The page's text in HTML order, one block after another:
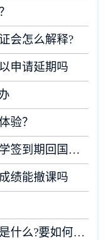
会怎么解释?
申请延期吗
验？
儿子在加拿大末拿到毕业证，学签到期回国了有办法补救吗
绩能撤课吗
英国学位论文中的非概率抽样是什么?要如何完成?